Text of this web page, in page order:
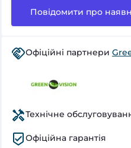
Повідомити про
Офіційні партнери
Технічне
Офіційна гарантія